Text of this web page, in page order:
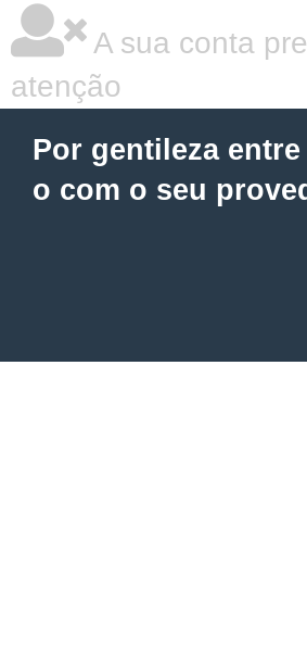
A sua conta
atenção
Por gentileza
o com o seu